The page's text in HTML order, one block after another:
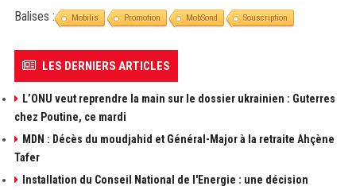
Balises : Mobilis Promotion MobSond Souscription
LES DERNIERS ARTICLES
L’ONU veut reprendre la main sur le dossier ukrainien : Guterres
chez Poutine, ce mardi
MDN : Décès du moudjahid et Général-Major à la retraite Ahçène
Tafer
Installation du Conseil National de l'Energie : une décision